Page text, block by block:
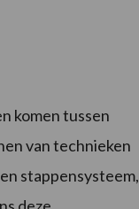
komen tussen
van technieken
stappensysteem,